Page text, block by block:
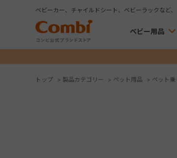
ベビーカー、チャイルドシート、ベビーラックなど
ベビー用品
トップ > 製品カテゴリー > ペット用品 > ペット